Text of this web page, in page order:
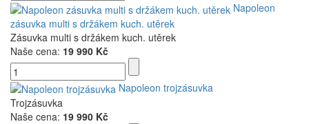
Napoleon
zásuvka multi s držákem kuch. utěrek
Zásuvka multi s držákem kuch. utěrek
Naše cena: 19 990 Kč
Napoleon trojzásuvka
Trojzásuvka
Naše cena: 19 990 Kč